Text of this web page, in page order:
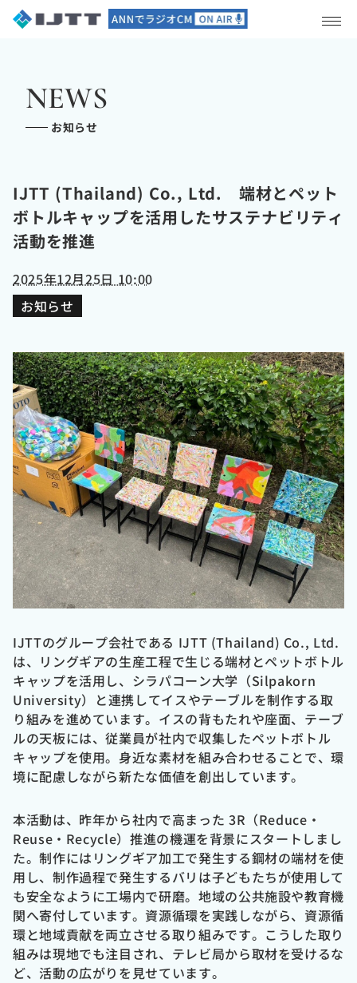
NEWS
お知らせ
IJTT (Thailand) Co., Ltd. 端材とペット
ボトルキャップを活用したサステナビリティ
活動を推進
2025年12月25日 10:00
お知らせ
IJTTのグループ会社である IJTT (Thailand) Co., Ltd.
は、リングギアの生産工程で生じる端材とペットボトル
キャップを活用し、シラパコーン大学（Silpakorn
University）と連携してイスやテーブルを制作する取
り組みを進めています。イスの背もたれや座面、テーブ
ルの天板には、従業員が社内で収集したペットボトル
キャップを使用。身近な素材を組み合わせることで、環
境に配慮しながら新たな価値を創出しています。
本活動は、昨年から社内で高まった 3R （Reduce ・
Reuse ・ Recycle）推進の機運を背景にスタートしまし
た。制作にはリングギア加工で発生する鋼材の端材を使
用し、制作過程で発生するバリは子どもたちが使用して
も安全なように工場内で研磨。地域の公共施設や教育機
関へ寄付しています。資源循環を実践しながら、資源循
環と地域貢献を両立させる取り組みです。こうした取り
組みは現地でも注目され、テレビ局から取材を受けるな
ど、活動の広がりを見せています。